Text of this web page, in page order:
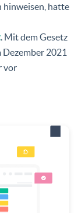
hinweisen, hatte
. Mit dem Gesetz
2021
vor